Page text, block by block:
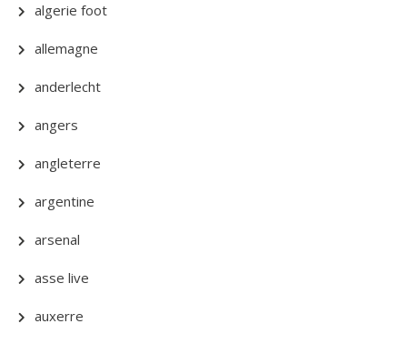
algerie foot
allemagne
anderlecht
angers
angleterre
argentine
arsenal
asse live
auxerre